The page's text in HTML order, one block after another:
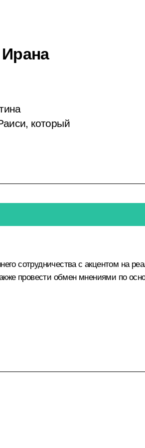
который
сотрудничества с акцентом на
провести обмен мнениями по